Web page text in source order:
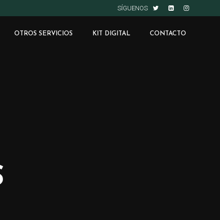
SÍGUENOS
OTROS SERVICIOS KIT DIGITAL CONTACTO